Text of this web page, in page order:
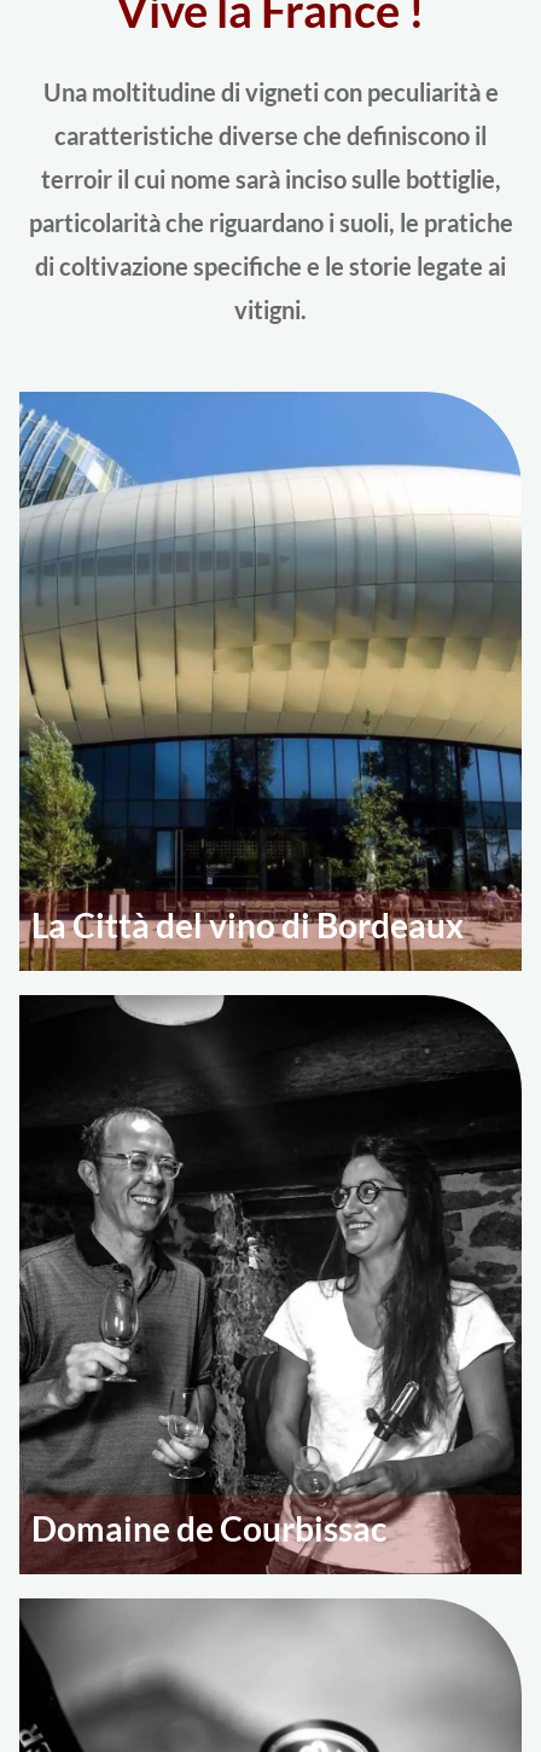
Una moltitudine di vigneti con peculiarità e
caratteristiche diverse che definiscono il
terroir il cui nome sarà inciso sulle bottiglie,
particolarità che riguardano i suoli, le pratiche
di coltivazione specifiche e le storie legate ai
vitigni.
La Città del vino di Bordeaux
Domaine de Courbissac